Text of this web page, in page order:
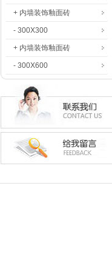
+ 内墙装饰釉面砖
- 300X300
+ 内墙装饰釉面砖
- 300X600